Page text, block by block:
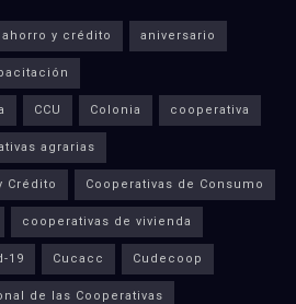
ahorro y crédito aniversario
CCU Colonia cooperativa
agrarias
Crédito Cooperativas de Consumo
cooperativas de vivienda
19 Cucacc Cudecoop
de las Cooperativas